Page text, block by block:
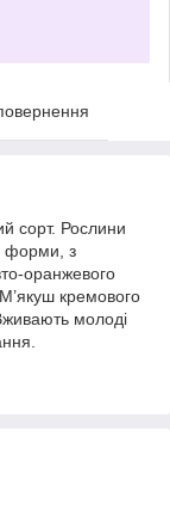
сорт. Рослини
форми, з
оранжевого
кремового
молоді